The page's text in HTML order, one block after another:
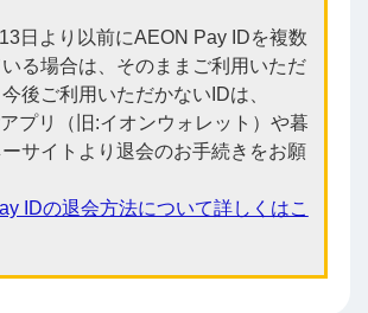
日より以前にAEON Pay IDを複数
る場合は、そのままご利用いただ
後ご利用いただかないIDは、
プリ（旧:イオンウォレット）や暮
サイトより退会のお手続きをお願
IDの退会方法について詳しくはこ